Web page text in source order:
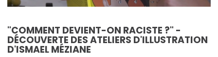
"COMMENT DEVIENT-ON RACISTE ?" -
DÉCOUVERTE DES ATELIERS D'ILLUSTRATION
D'ISMAEL MÉZIANE